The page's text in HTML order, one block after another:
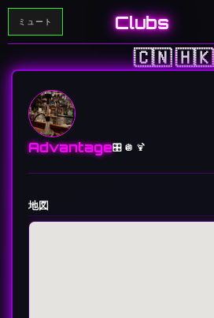
ミュート Clubs
🇨🇳🇭🇰
Advantage🎛️ 🪩 🍹
地図